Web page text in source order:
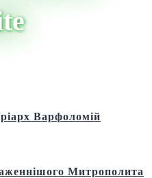
Варфоломій
Митрополита
official website